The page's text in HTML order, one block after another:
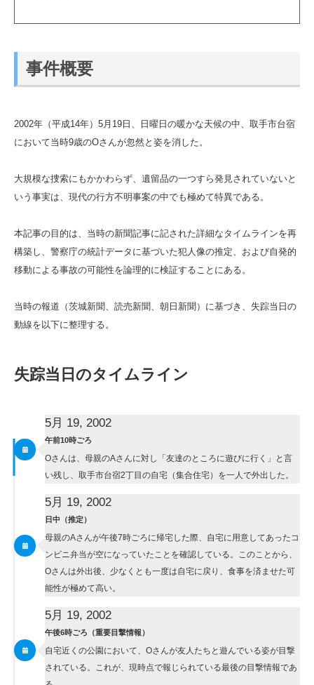
事件概要
2002年（平成14年）5月19日、日曜日の暖かな天候の中、取手市台宿
において当時9歳のOさんが忽然と姿を消した。
大規模な捜索にもかかわらず、遺留品の一つすら発見されていないと
いう事実は、現代の行方不明事案の中でも極めて特異である。
本記事の目的は、当時の新聞記事に記された詳細なタイムラインを再
構築し、警察庁の統計データに基づいた犯人像の推定、および自発的
移動による事故の可能性を論理的に検証することにある。
当時の報道（茨城新聞、読売新聞、朝日新聞）に基づき、失踪当日の
動線を以下に整理する。
失踪当日のタイムライン
5月 19, 2002
午前10時ごろ
Oさんは、母親のAさんに対し「友達のところに遊びに行く」と言
い残し、取手市台宿2丁目の自宅（集合住宅）を一人で外出した。
5月 19, 2002
日中（推定）
母親のAさんが午後7時ごろに帰宅した際、自宅に用意してあったコ
ンビニ弁当が空になっていたことを確認している。このことから、
Oさんは外出後、少なくとも一度は自宅に戻り、食事を済ませた可
能性が極めて高い。
5月 19, 2002
午後6時ごろ（重要目撃情報）
自宅近くの公園において、Oさんが友人たちと遊んでいる姿が目撃
されている。これが、現時点で報じられている最後の目撃情報であ